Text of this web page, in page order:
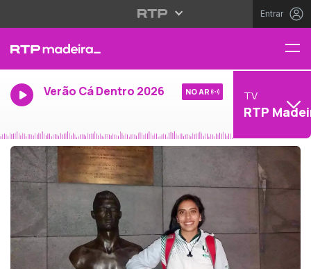
Entrar
Verão Cá Dentro 2026 NO AR TV
RTP